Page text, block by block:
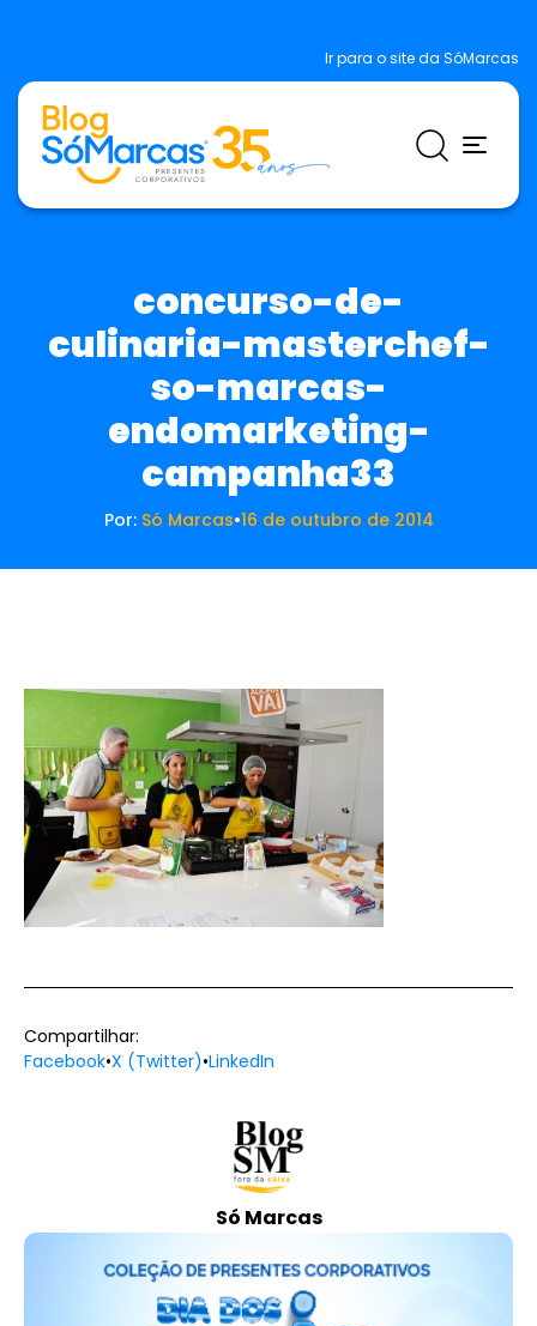
Ir para o site da SóMarcas
concurso-de-
culinaria-masterchef-
so-marcas-
endomarketing-
campanha33
Por: Só Marcas•16 de outubro de 2014
Só Marcas
Compartilhar:
Facebook•X (Twitter)•LinkedIn